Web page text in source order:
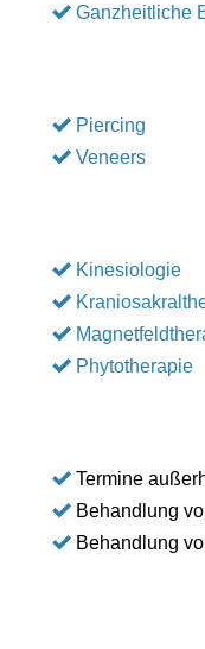
Ganzheitliche
Piercing
Veneers
Kinesiologie
Phytotherapie
Termine
Behandlung
Behandlung